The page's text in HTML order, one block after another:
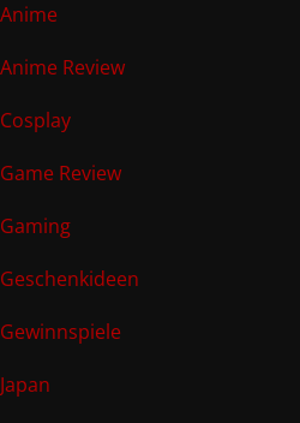
Anime
Anime Review
Cosplay
Game Review
Gaming
Geschenkideen
Gewinnspiele
Japan